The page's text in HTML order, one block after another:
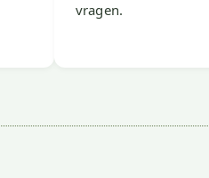
vragen.